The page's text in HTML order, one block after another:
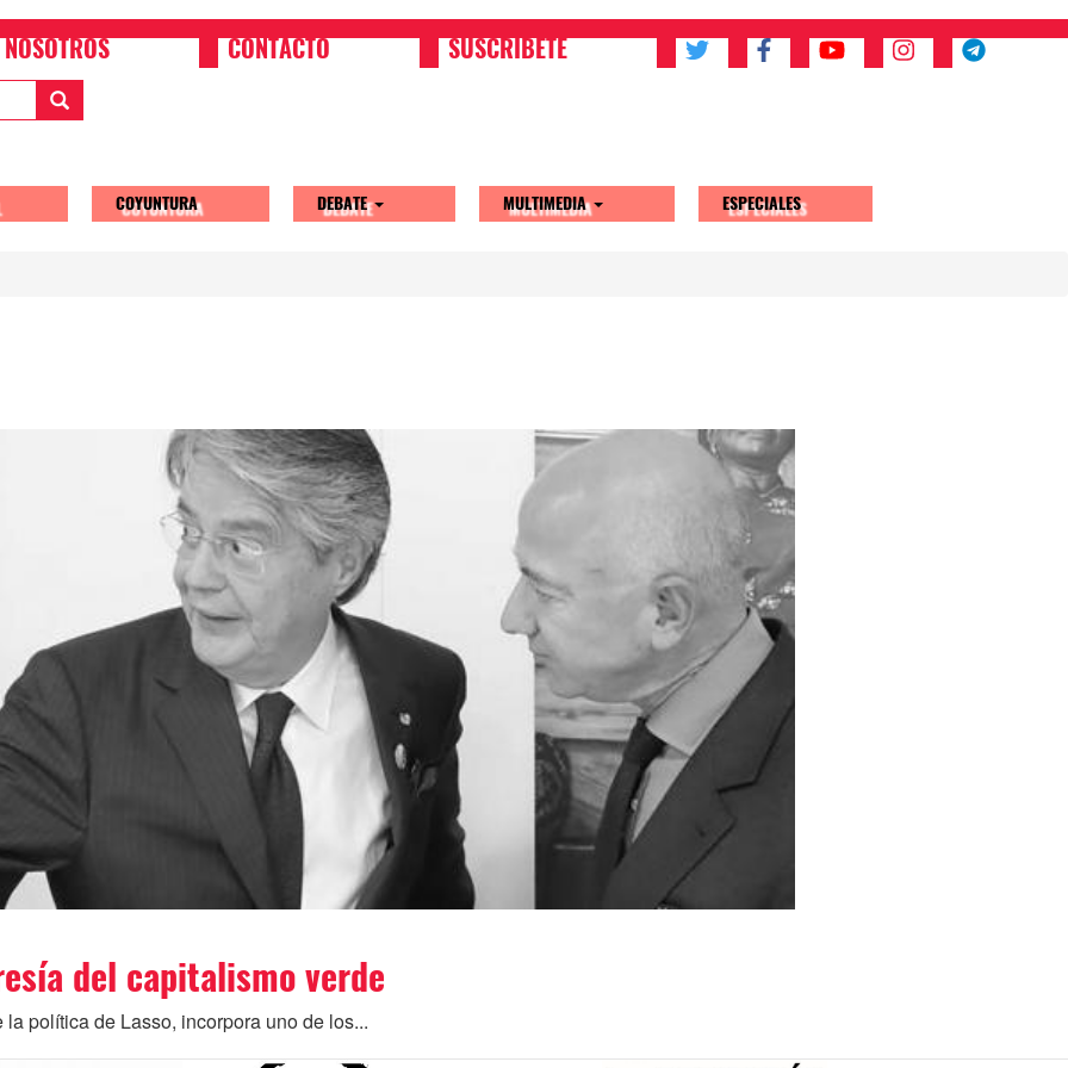
NOSOTROS CONTACTO SUSCRIBETE
COYUNTURA DEBATE MULTIMEDIA ESPECIALES
del capitalismo verde
política de Lasso, incorpora uno de los...